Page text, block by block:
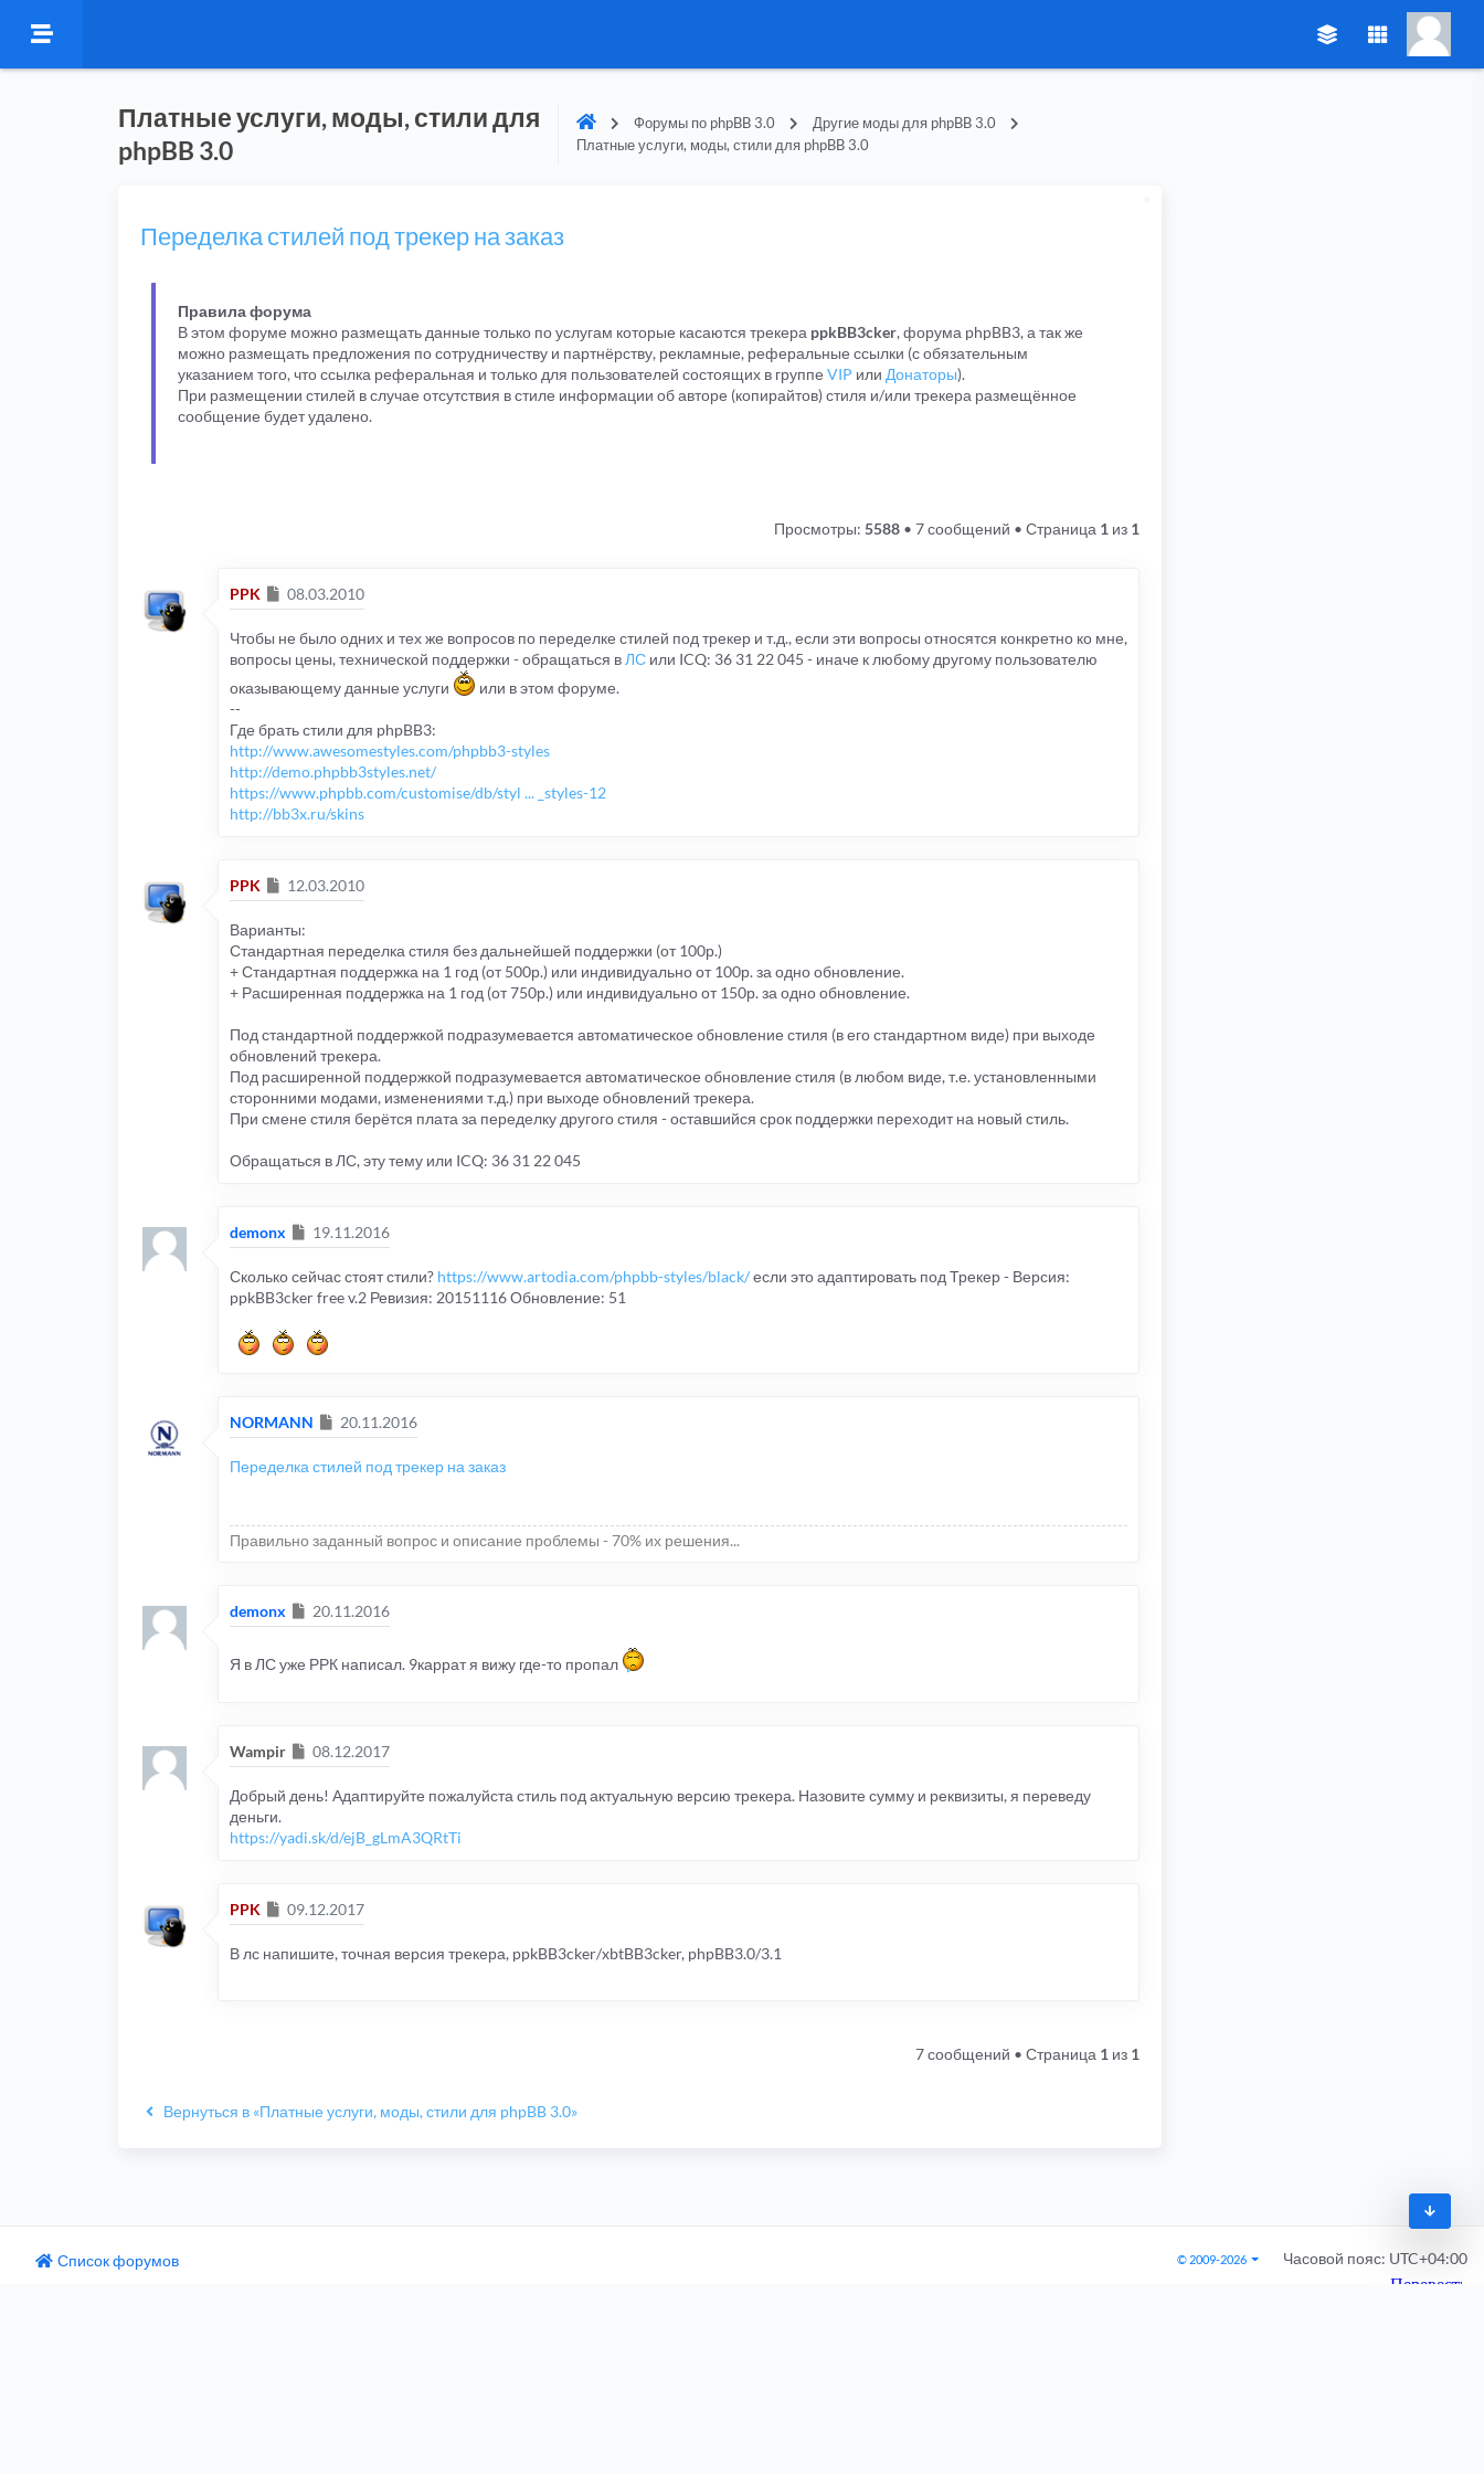
Платные услуги, моды, стили для
phpBB 3.0
Форумы по phpBB 3.0
Другие моды для phpBB 3.0
Платные услуги, моды, стили для phpBB 3.0
Переделка стилей под трекер на заказ
Правила форума
В этом форуме можно размещать данные только по услугам которые касаются трекера ppkBB3cker, форума phpBB3, а так же
можно размещать предложения по сотрудничеству и партнёрству, рекламные, реферальные ссылки (с обязательным
указанием того, что ссылка реферальная и только для пользователей состоящих в группе VIP или Донаторы).
При размещении стилей в случае отсутствия в стиле информации об авторе (копирайтов) стиля и/или трекера размещённое
сообщение будет удалено.
7 сообщений • Страница 1 из 1
Просмотры: 5588 •
PPK Сообщение
08.03.2010
Чтобы не было одних и тех же вопросов по переделке стилей под трекер и т.д., если эти вопросы относятся конкретно ко мне,
вопросы цены, технической поддержки - обращаться в ЛС или ICQ: 36 31 22 045 - иначе к любому другому пользователю
оказывающему данные услуги
или в этом форуме.
--
Где брать стили для phpBB3:
http://www.awesomestyles.com/phpbb3-styles
http://demo.phpbb3styles.net/
https://www.phpbb.com/customise/db/styl ... _styles-12
http://bb3x.ru/skins
PPK Сообщение
12.03.2010
Варианты:
Стандартная переделка стиля без дальнейшей поддержки (от 100р.)
+ Стандартная поддержка на 1 год (от 500р.) или индивидуально от 100р. за одно обновление.
+ Расширенная поддержка на 1 год (от 750р.) или индивидуально от 150р. за одно обновление.
Под стандартной поддержкой подразумевается автоматическое обновление стиля (в его стандартном виде) при выходе
обновлений трекера.
Под расширенной поддержкой подразумевается автоматическое обновление стиля (в любом виде, т.е. установленными
сторонними модами, изменениями т.д.) при выходе обновлений трекера.
При смене стиля берётся плата за переделку другого стиля - оставшийся срок поддержки переходит на новый стиль.
Обращаться в ЛС, эту тему или ICQ: 36 31 22 045
demonx Сообщение
19.11.2016
Сколько сейчас стоят стили? https://www.artodia.com/phpbb-styles/black/если это адаптировать под Трекер - Версия:
ppkBB3cker free v.2 Ревизия: 20151116 Обновление: 51
NORMANN Сообщение
20.11.2016
Переделка стилей под трекер на заказ
Правильно заданный вопрос и описание проблемы - 70% их решения...
demonx Сообщение
20.11.2016
Я в ЛС уже РРК написал. 9каррат я вижу где-то пропал
Wampir Сообщение
08.12.2017
Добрый день! Адаптируйте пожалуйста стиль под актуальную версию трекера. Назовите сумму и реквизиты, я переведу
деньги.
https://yadi.sk/d/ejB_gLmA3QRtTi
PPK Сообщение
09.12.2017
В лс напишите, точная версия трекера, ppkBB3cker/xbtBB3cker, phpBB3.0/3.1
7 сообщений • Страница 1 из 1
Вернуться в «Платные услуги, моды, стили для phpBB 3.0»
Список форумов © 2009-2026 Часовой пояс: UTC+04:00